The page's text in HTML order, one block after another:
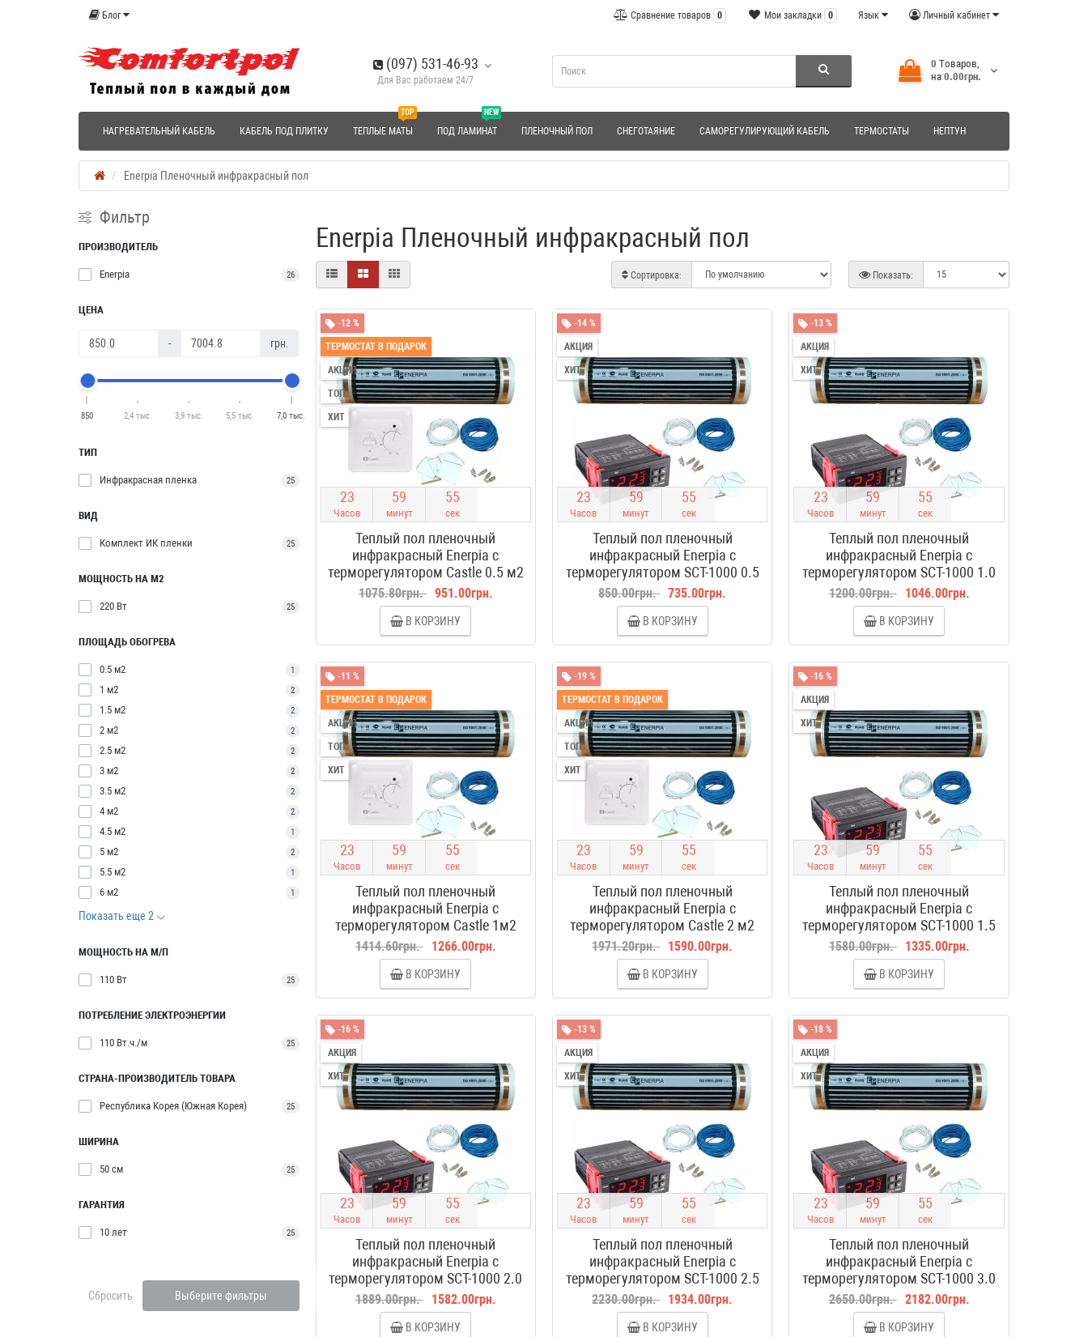
Блог Личный кабинет
Язык
Мои закладки 0
Сравнение товаров 0
(097) 531-46-93
Для Вас работаем 24/7
0 Tоваров,
на 0.00грн.
НАГРЕВАТЕЛЬНЫЙ КАБЕЛЬ КАБЕЛЬ ПОД ПЛИТКУ
TOP
ТЕПЛЫЕ МАТЫ
NEW
ПОД ЛАМИНАТ ПЛЕНОЧНЫЙ ПОЛ СНЕГОТАЯНИЕ САМОРЕГУЛИРУЮЩИЙ КАБЕЛЬ ТЕРМОСТАТЫ НЕПТУН
Enerpia Пленочный инфракрасный пол
Фильтр
ПРОИЗВОДИТЕЛЬ
Enerpia 26
ЦЕНА
- грн.
850 2,4 тыс. 3,9 тыс. 5,5 тыс. 7,0 тыс.
ТИП
Инфракрасная пленка 25
ВИД
Комплект ИК пленки 25
МОЩНОСТЬ НА М2
220 Вт 25
ПЛОЩАДЬ ОБОГРЕВА
0.5 м2 1
1 м2 2
1.5 м2 2
2 м2 2
2.5 м2 2
3 м2 2
3.5 м2 2
4 м2 2
4.5 м2 1
5 м2 2
5.5 м2 1
6 м2 1
Показать еще 2
МОЩНОСТЬ НА М/П
110 Вт 25
ПОТРЕБЛЕНИЕ ЭЛЕКТРОЭНЕРГИИ
110 Вт.ч./м 25
СТРАНА-ПРОИЗВОДИТЕЛЬ ТОВАРА
Республика Корея (Южная Корея) 25
ШИРИНА
50 см 25
ГАРАНТИЯ
10 лет 25
Сбросить Выберите фильтры
Enerpia Пленочный инфракрасный пол
Сортировка: Показать:
-12 %
ТЕРМОСТАТ В ПОДАРОК
АКЦИЯ
ТОП
ХИТ
23
Часов
59
минут
54
сек
Теплый пол пленочный
инфракрасный Enerpia с
терморегулятором Castle 0.5 м2
1075.80грн. 951.00грн.
В КОРЗИНУ
-14 %
АКЦИЯ
ХИТ
23
Часов
59
минут
54
сек
Теплый пол пленочный
инфракрасный Enerpia с
терморегулятором SCT-1000 0.5
м2
850.00грн. 735.00грн.
В КОРЗИНУ
-13 %
АКЦИЯ
ХИТ
23
Часов
59
минут
54
сек
Теплый пол пленочный
инфракрасный Enerpia с
терморегулятором SCT-1000 1.0
м2
1200.00грн. 1046.00грн.
В КОРЗИНУ
-11 %
ТЕРМОСТАТ В ПОДАРОК
АКЦИЯ
ТОП
ХИТ
23
Часов
59
минут
54
сек
Теплый пол пленочный
инфракрасный Enerpia с
терморегулятором Castle 1м2
1414.60грн. 1266.00грн.
В КОРЗИНУ
-19 %
ТЕРМОСТАТ В ПОДАРОК
АКЦИЯ
ТОП
ХИТ
23
Часов
59
минут
54
сек
Теплый пол пленочный
инфракрасный Enerpia с
терморегулятором Castle 2 м2
1971.20грн. 1590.00грн.
В КОРЗИНУ
-16 %
АКЦИЯ
ХИТ
23
Часов
59
минут
54
сек
Теплый пол пленочный
инфракрасный Enerpia с
терморегулятором SCT-1000 1.5
м2
1580.00грн. 1335.00грн.
В КОРЗИНУ
-16 %
АКЦИЯ
ХИТ
23
Часов
59
минут
54
сек
Теплый пол пленочный
инфракрасный Enerpia с
терморегулятором SCT-1000 2.0
м2
1889.00грн. 1582.00грн.
В КОРЗИНУ
-13 %
АКЦИЯ
ХИТ
23
Часов
59
минут
54
сек
Теплый пол пленочный
инфракрасный Enerpia с
терморегулятором SCT-1000 2.5
м2
2230.00грн. 1934.00грн.
В КОРЗИНУ
-18 %
АКЦИЯ
ХИТ
23
Часов
59
минут
54
сек
Теплый пол пленочный
инфракрасный Enerpia с
терморегулятором SCT-1000 3.0
м2
2650.00грн. 2182.00грн.
В КОРЗИНУ